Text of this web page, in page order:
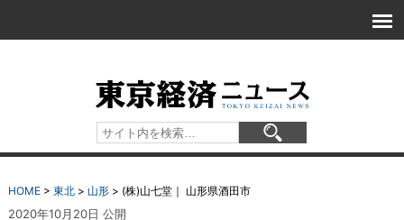
HOME> 東北> 山形> (株)山七堂｜ 山形県酒田市
2020年10月20日 公開